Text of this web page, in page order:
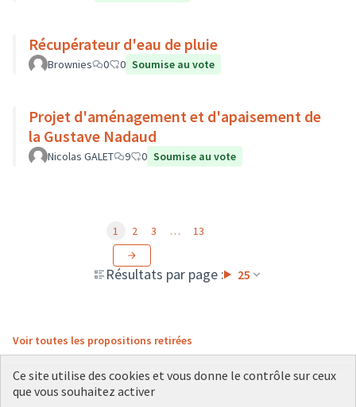
Récupérateur d'eau de pluie
Brownies 0 0 Soumise au vote
Projet d'aménagement et d'apaisement de
la Gustave Nadaud
Nicolas GALET 9 0 Soumise au vote
Résultats par page : 25
1 2 3 … 13
Voir toutes les propositions retirées
Ce site utilise des cookies et vous donne le contrôle sur ceux
que vous souhaitez activer